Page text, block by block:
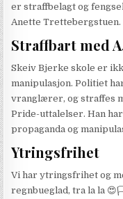
er straffbelagt og
Anette Trettebergstuen.
Straffbart med
Skeiv Bjerke skole er
manipulasjon. Politiet
vranglærer, og straffes
Pride-uttalelser. Han
propaganda og
Ytringsfrihet
Vi har ytringsfrihet og
regnbueglad, tra la la